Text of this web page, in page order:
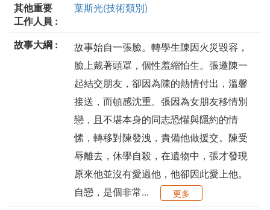
其他重要
工作人員 :
葉斯光(技術類別)
故事大綱 :
故事始自一張臉。轉學生陳因火災毀容，
臉上戴著頭罩，個性羞縮怕生。張邀陳一
起結交朋友，卻因為陳的熱情付出，溫馨
接送，而頓感沈重。張因為女朋友移情別
戀，且不堪本身的同志恐懼與隱約的情
愫，轉移對陳發洩，責備他做援交。陳受
辱離去，休學自殺，在遺物中，張才發現
原來他並沒有愛過他，他卻因此愛上他。
自戀，是個非常...
更多